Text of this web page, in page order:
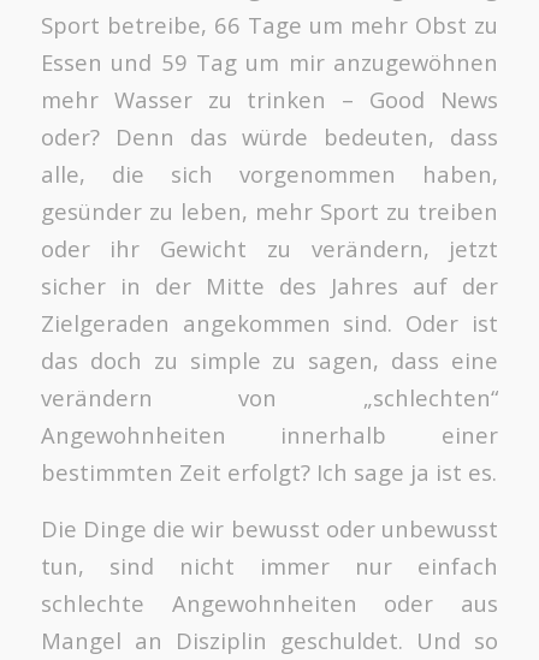
Sport betreibe, 66 Tage um mehr Obst zu
Essen und 59 Tag um mir anzugewöhnen
mehr Wasser zu trinken – Good News
oder? Denn das würde bedeuten, dass
alle, die sich vorgenommen haben,
gesünder zu leben, mehr Sport zu treiben
oder ihr Gewicht zu verändern, jetzt
sicher in der Mitte des Jahres auf der
Zielgeraden angekommen sind. Oder ist
das doch zu simple zu sagen, dass eine
verändern von „schlechten“
Angewohnheiten innerhalb einer
bestimmten Zeit erfolgt? Ich sage ja ist es.
Die Dinge die wir bewusst oder unbewusst
tun, sind nicht immer nur einfach
schlechte Angewohnheiten oder aus
Mangel an Disziplin geschuldet. Und so